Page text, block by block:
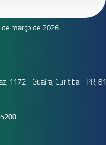
março de 2026
1172 - Guaíra, Curitiba - PR,